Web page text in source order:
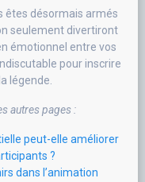
êtes désormais armés
seulement divertiront
émotionnel entre vos
pour inscrire
légende.
autres pages :
peut-elle améliorer
?
dans l’animation